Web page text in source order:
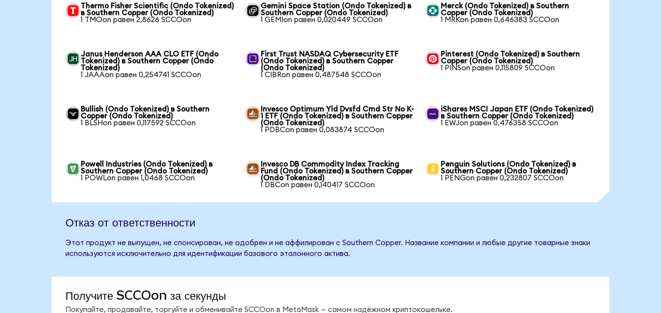
Thermo Fisher Scientific (Ondo Tokenized)
в Southern Copper (Ondo Tokenized)
1 TMOon равен 2,8626 SCCOon
Gemini Space Station (Ondo Tokenized) в
Southern Copper (Ondo Tokenized)
1 GEMIon равен 0,020449 SCCOon
Merck (Ondo Tokenized) в Southern
Copper (Ondo Tokenized)
1 MRKon равен 0,646383 SCCOon
Janus Henderson AAA CLO ETF (Ondo
Tokenized) в Southern Copper (Ondo
Tokenized)
1 JAAAon равен 0,254741 SCCOon
First Trust NASDAQ Cybersecurity ETF
(Ondo Tokenized) в Southern Copper
(Ondo Tokenized)
1 CIBRon равен 0,487548 SCCOon
Pinterest (Ondo Tokenized) в Southern
Copper (Ondo Tokenized)
1 PINSon равен 0,115809 SCCOon
Bullish (Ondo Tokenized) в Southern
Copper (Ondo Tokenized)
1 BLSHon равен 0,117592 SCCOon
Invesco Optimum Yld Dvsfd Cmd Str No K-
1 ETF (Ondo Tokenized) в Southern Copper
(Ondo Tokenized)
1 PDBCon равен 0,083874 SCCOon
iShares MSCI Japan ETF (Ondo Tokenized)
в Southern Copper (Ondo Tokenized)
1 EWJon равен 0,476358 SCCOon
Powell Industries (Ondo Tokenized) в
Southern Copper (Ondo Tokenized)
1 POWLon равен 1,0468 SCCOon
Invesco DB Commodity Index Tracking
Fund (Ondo Tokenized) в Southern Copper
(Ondo Tokenized)
1 DBCon равен 0,140417 SCCOon
Penguin Solutions (Ondo Tokenized) в
Southern Copper (Ondo Tokenized)
1 PENGon равен 0,232807 SCCOon
Отказ от ответственности
Этот продукт не выпущен, не спонсирован, не одобрен и не аффилирован с Southern Copper. Название компании и любые другие товарные знаки
используются исключительно для идентификации базового эталонного актива.
Получите SCCOon за секунды
Покупайте, продавайте, торгуйте и обменивайте SCCOon в MetaMask — самом надёжном криптокошельке.